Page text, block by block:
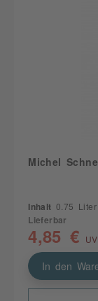
Michel
Inhalt 0.75 Liter
Lieferbar
4,85 €
In den